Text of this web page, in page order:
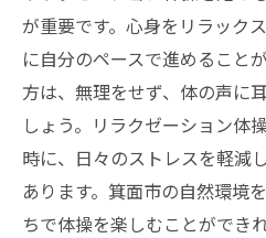
忙しい生活からの解
リラクゼーション
静寂の中で心を整え
マインドフルネス
係
デジタルデトック
が重要です。心身をリラック
に自分のペースで進めること
方は、無理をせず、体の声に
しょう。リラクゼーション体
時に、日々のストレスを軽減
あります。箕面市の自然環境
ちで体操を楽しむことができ